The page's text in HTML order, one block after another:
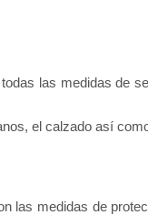
las medidas de
el calzado así
las medidas de